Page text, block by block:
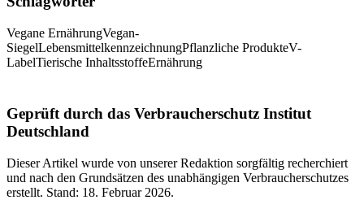
Vegane ErnährungVegan-
SiegelLebensmittelkennzeichnungPflanzliche ProdukteV-
LabelTierische InhaltsstoffeErnährung
Geprüft durch das Verbraucherschutz Institut
Deutschland
Dieser Artikel wurde von unserer Redaktion sorgfältig recherchiert
und nach den Grundsätzen des unabhängigen Verbraucherschutzes
erstellt. Stand: 18. Februar 2026.